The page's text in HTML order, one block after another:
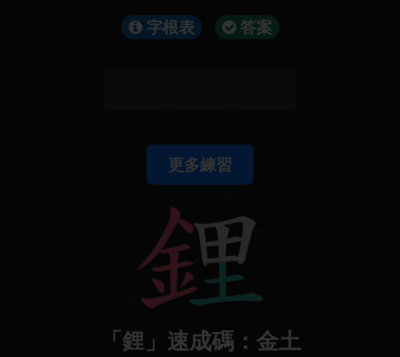
字根表 答案
更多練習
「鋰」速成碼：金土